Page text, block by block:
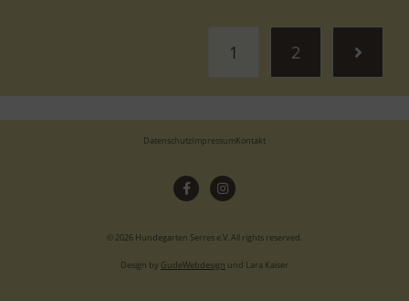
1 2
© 2026 Hundegarten Serres e.V. All rights reserved.
Design by GudeWebdesign und Lara Kaiser
DatenschutzImpressumKontakt